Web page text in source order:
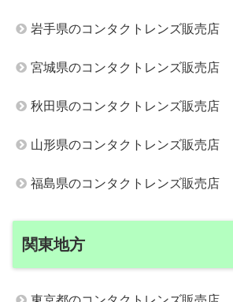
岩手県のコンタクトレンズ販売店
宮城県のコンタクトレンズ販売店
秋田県のコンタクトレンズ販売店
山形県のコンタクトレンズ販売店
福島県のコンタクトレンズ販売店
関東地方